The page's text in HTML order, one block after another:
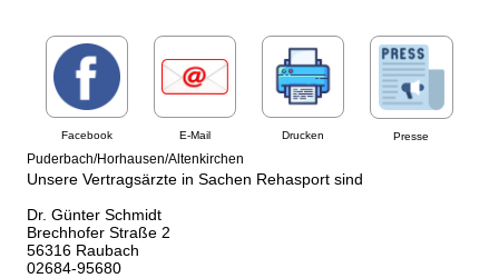
Facebook E-Mail Drucken Presse
Puderbach/Horhausen/Altenkirchen
Unsere Vertragsärzte in Sachen Rehasport sind
Dr. Günter Schmidt
Brechhofer Straße 2
56316 Raubach
02684-95680